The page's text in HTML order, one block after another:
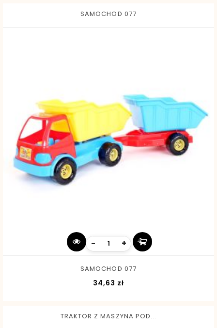
SAMOCHOD 077
- +
SAMOCHOD 077
34,63 złCena
TRAKTOR Z MASZYNA POD...